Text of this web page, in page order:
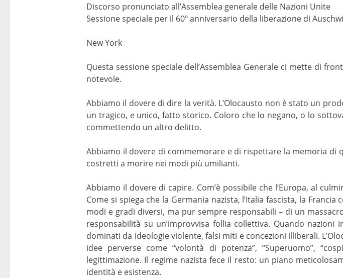
Discorso pronunciato all’Assemblea generale delle Nazioni Unite
Sessione speciale per il 60º anniversario della liberazione di
New York
Questa sessione speciale dell’Assemblea Generale ci mette di
notevole.
Abbiamo il dovere di dire la verità. L’Olocausto non è stato un
un tragico, e unico, fatto storico. Coloro che lo negano, o lo
commettendo un altro delitto.
Abbiamo il dovere di commemorare e di rispettare la memoria
costretti a morire nei modi più umilianti.
Abbiamo il dovere di capire. Com’è possibile che l’Europa, al
Come si spiega che la Germania nazista, l’Italia fascista, la
modi e gradi diversi, ma pur sempre responsabili – di un
responsabilità su un’improvvisa follia collettiva. Quando
dominati da ideologie violente, falsi miti e concezioni illiberali.
idee perverse come “volontà di potenza”, “Superuomo”,
legittimazione. Il regime nazista fece il resto: un piano
identità e esistenza.